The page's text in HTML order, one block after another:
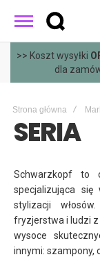
Inpost
>>
Strona główna
SERIA
Schwarzkopf to
specjalizująca
stylizacji
fryzjerstwa i ludzi
wysoce
innymi: szampony,